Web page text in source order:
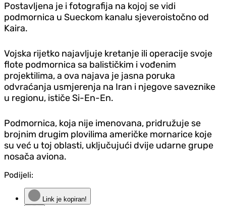
Postavljena je i fotografija na kojoj se vidi
podmornica u Sueckom kanalu sjeveroistočno od
Kaira.
Vojska rijetko najavljuje kretanje ili operacije svoje
flote podmornica sa balističkim i vođenim
projektilima, a ova najava je jasna poruka
odvraćanja usmjerenja na Iran i njegove saveznike
u regionu, ističe Si-En-En.
Podmornica, koja nije imenovana, pridružuje se
brojnim drugim plovilima američke mornarice koje
su već u toj oblasti, uključujući dvije udarne grupe
nosača aviona.
Podijeli:
Link je kopiran!